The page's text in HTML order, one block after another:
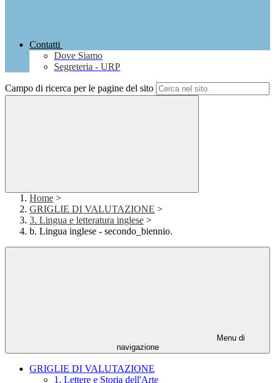
Contatti
Dove Siamo
Segreteria - URP
Campo di ricerca per le pagine del sito
Home >
GRIGLIE DI VALUTAZIONE >
3. Lingua e letteratura inglese >
b. Lingua inglese - secondo_biennio.
Menu di
navigazione
GRIGLIE DI VALUTAZIONE
1. Lettere e Storia dell'Arte